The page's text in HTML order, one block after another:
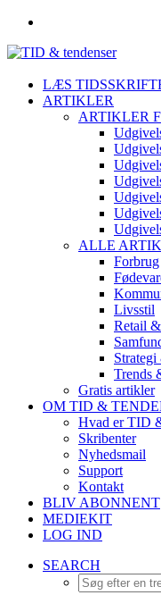
LÆS
ARTIKLER
ARTIKLER
ALLE
Forbrug
Livsstil
Retail
Strategi
Trends
Gratis artikler
OM TID &
Hvad er TID
Skribenter
Nyhedsmail
Support
Kontakt
BLIV ABONNENT
MEDIEKIT
LOG IND
SEARCH